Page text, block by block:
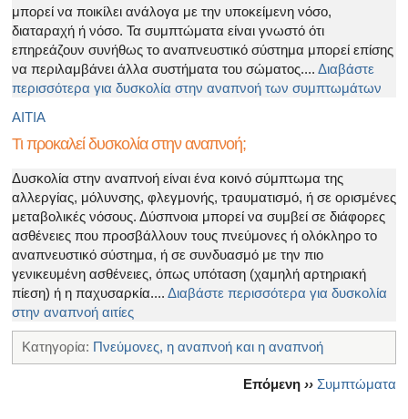
μπορεί να ποικίλει ανάλογα με την υποκείμενη νόσο,
διαταραχή ή νόσο. Τα συμπτώματα είναι γνωστό ότι
επηρεάζουν συνήθως το αναπνευστικό σύστημα μπορεί επίσης
να περιλαμβάνει άλλα συστήματα του σώματος.... Διαβάστε
περισσότερα για δυσκολία στην αναπνοή των συμπτωμάτων
ΑΙΤΙΑ
Τι προκαλεί δυσκολία στην αναπνοή;
Δυσκολία στην αναπνοή είναι ένα κοινό σύμπτωμα της
αλλεργίας, μόλυνσης, φλεγμονής, τραυματισμό, ή σε ορισμένες
μεταβολικές νόσους. Δύσπνοια μπορεί να συμβεί σε διάφορες
ασθένειες που προσβάλλουν τους πνεύμονες ή ολόκληρο το
αναπνευστικό σύστημα, ή σε συνδυασμό με την πιο
γενικευμένη ασθένειες, όπως υπόταση (χαμηλή αρτηριακή
πίεση) ή η παχυσαρκία.... Διαβάστε περισσότερα για δυσκολία
στην αναπνοή αιτίες
Κατηγορία: Πνεύμονες, η αναπνοή και η αναπνοή
Επόμενη ›› Συμπτώματα